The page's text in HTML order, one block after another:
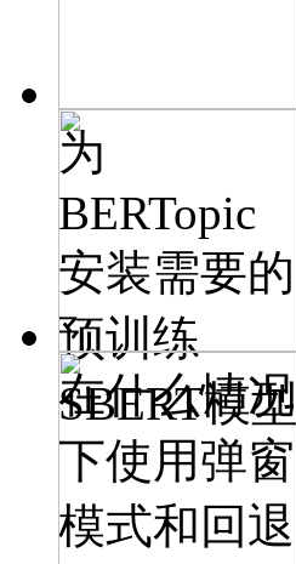
为
BERTopic
安装需要的
预训练
SBERT模型
在什么情况
下使用弹窗
模式和回退